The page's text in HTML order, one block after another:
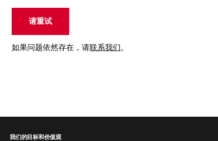
请重试
如果问题依然存在，请联系我们。
我们的目标和价值观